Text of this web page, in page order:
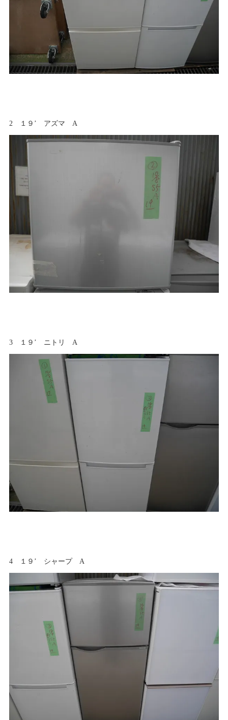
2 １９’ アズマ A
3 １９’ ニトリ A
4 １９’ シャープ A